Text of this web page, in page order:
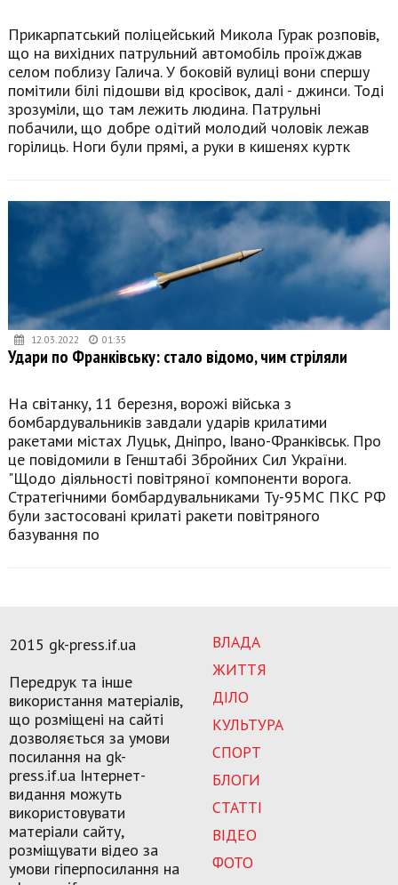
Прикарпатський поліцейський Микола Гурак розповів,
що на вихідних патрульний автомобіль проїжджав
селом поблизу Галича. У боковій вулиці вони спершу
помітили білі підошви від кросівок, далі - джинси. Тоді
зрозуміли, що там лежить людина. Патрульні
побачили, що добре одітий молодий чоловік лежав
горілиць. Ноги були прямі, а руки в кишенях куртк
12.03.2022 01:35
Удари по Франківську: стало відомо, чим стріляли
На світанку, 11 березня, ворожі війська з
бомбардувальників завдали ударів крилатими
ракетами містах Луцьк, Дніпро, Івано-Франківськ. Про
це повідомили в Генштабі Збройних Сил України.
"Щодо діяльності повітряної компоненти ворога.
Стратегічними бомбардувальниками Ту-95МС ПКС РФ
були застосовані крилаті ракети повітряного
базування по
ВЛАДА
ЖИТТЯ
ДІЛО
КУЛЬТУРА
СПОРТ
БЛОГИ
СТАТТІ
ВІДЕО
ФОТО
2015 gk-press.if.ua
Передрук та інше
використання матеріалів,
що розміщені на сайті
дозволяється за умови
посилання на gk-
press.if.ua Інтернет-
видання можуть
використовувати
матеріали сайту,
розміщувати відео за
умови гіперпосилання на